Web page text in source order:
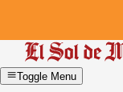
Toggle Menu